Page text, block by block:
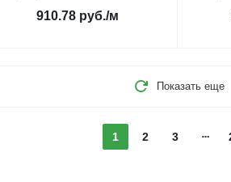
910.78руб./м
Показать еще
1 2 3